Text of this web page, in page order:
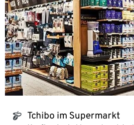
tchibo_logo Tchibo im Supermarkt